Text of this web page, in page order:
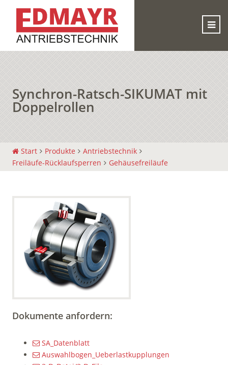
Synchron-Ratsch-SIKUMAT mit
Doppelrollen
Start Produkte
Antriebstechnik
Freiläufe-Rücklaufsperren
Gehäusefreiläufe
Dokumente anfordern:
SA_Datenblatt
Auswahlbogen_Ueberlastkupplungen